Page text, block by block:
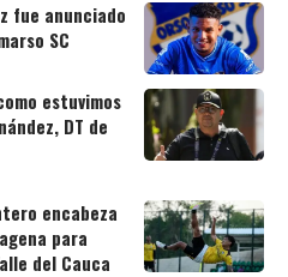
fue anunciado
SC
estuvimos
DT de
encabeza
para
del Cauca